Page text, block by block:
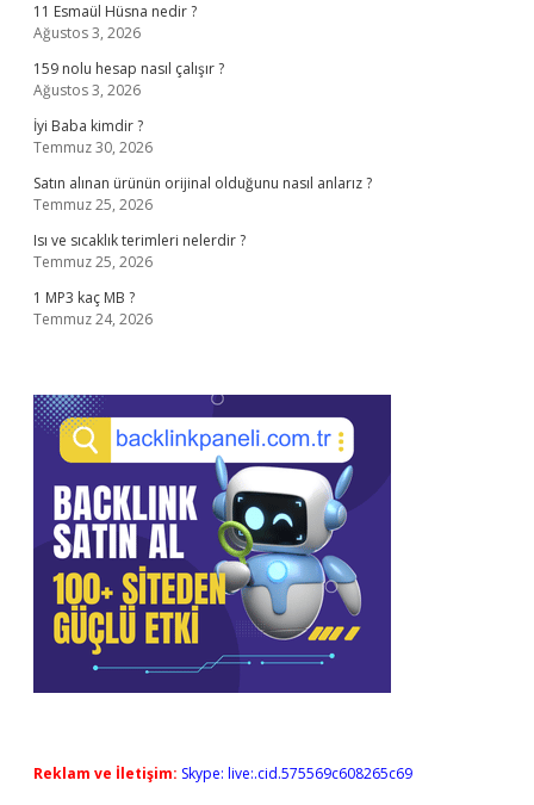
11 Esmaül Hüsna nedir ?
Ağustos 3, 2026
159 nolu hesap nasıl çalışır ?
Ağustos 3, 2026
İyi Baba kimdir ?
Temmuz 30, 2026
Satın alınan ürünün orijinal olduğunu nasıl anlarız ?
Temmuz 25, 2026
Isı ve sıcaklık terimleri nelerdir ?
Temmuz 25, 2026
1 MP3 kaç MB ?
Temmuz 24, 2026
Reklam ve İletişim: Skype: live:.cid.575569c608265c69